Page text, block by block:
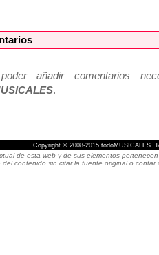
añadir comentarios
.
Copyright © 2008-2015 todoMUSICALES.
de esta web y de sus elementos
contenido sin citar la fuente original o